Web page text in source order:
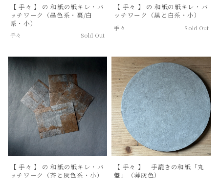
【 手々 】 の 和紙の紙キレ・パ
ッチワーク（墨色系・裏/白
系・小）
手々 Sold Out
【 手々 】 の 和紙の紙キレ・パ
ッチワーク（黒と白系・小）
手々 Sold Out
【 手々 】 の 和紙の紙キレ・パ
ッチワーク（茶と灰色系・小）
【 手々 】 手漉きの和紙「丸
盤」（薄灰色）